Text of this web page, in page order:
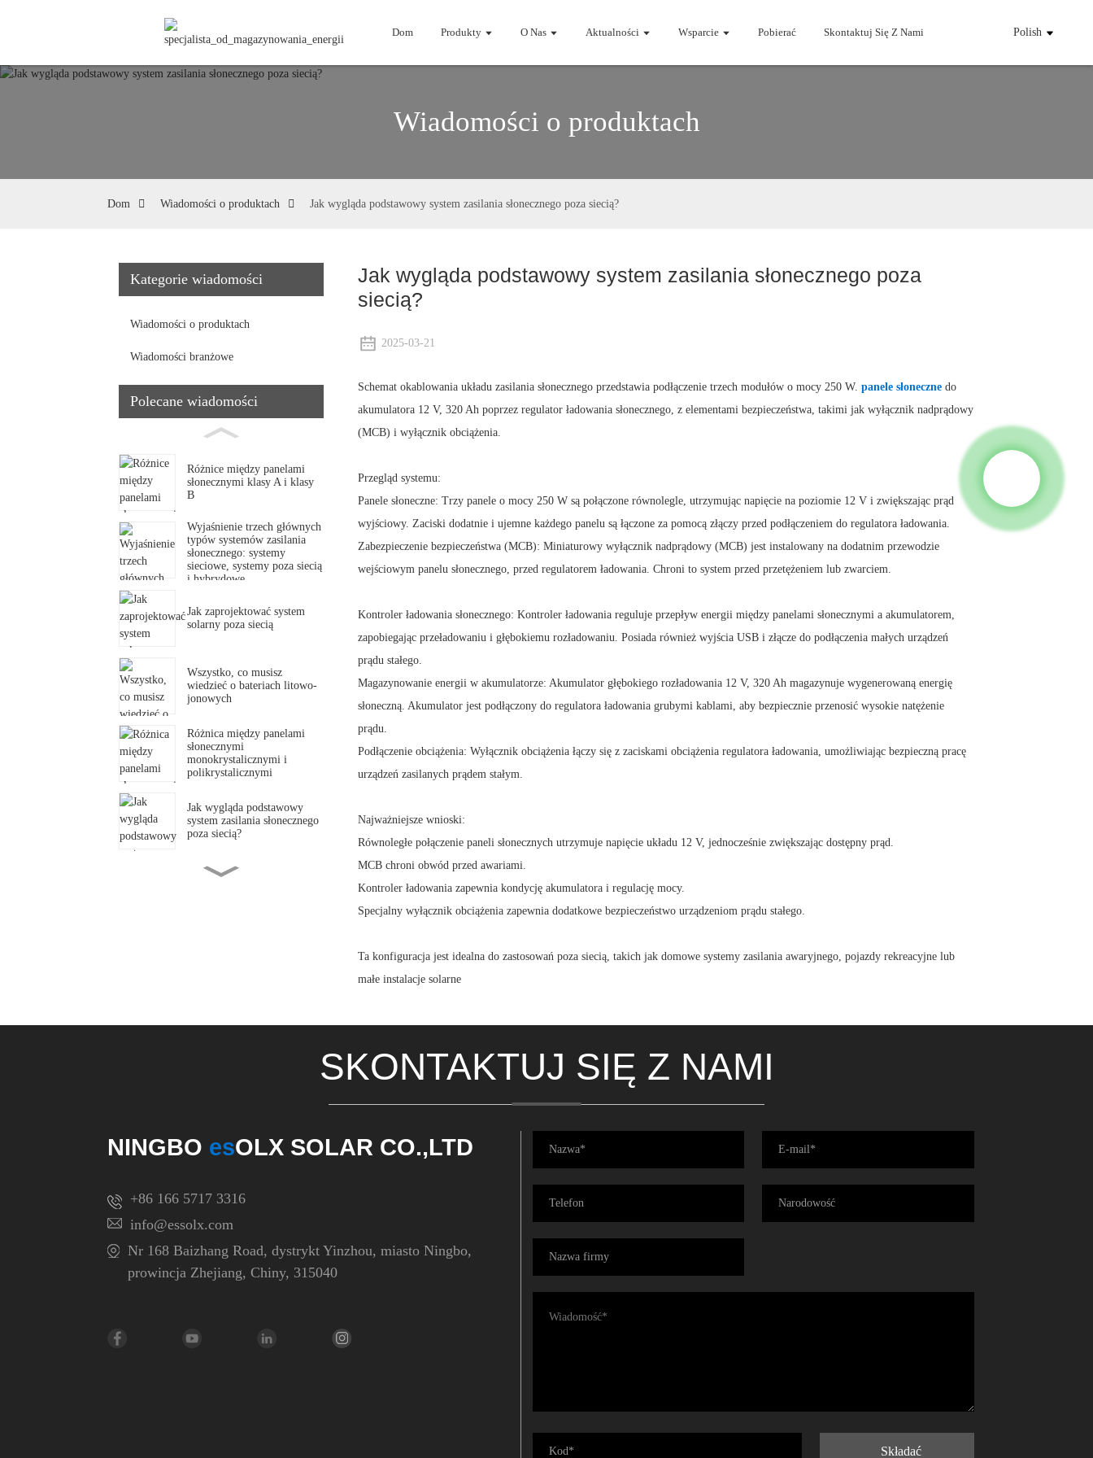
Dom Produkty O Nas Aktualności Wsparcie Pobierać Skontaktuj Się Z Nami Polish
Wiadomości o produktach
Dom Wiadomości o produktach Jak wygląda podstawowy system zasilania słonecznego poza siecią?
Kategorie wiadomości
Wiadomości o produktach
Wiadomości branżowe
Polecane wiadomości
Różnice między panelami
słonecznymi klasy A i klasy
B
Wyjaśnienie trzech głównych
typów systemów zasilania
słonecznego: systemy
sieciowe, systemy poza siecią
i hybrydowe
Jak zaprojektować system
solarny poza siecią
Wszystko, co musisz
wiedzieć o bateriach litowo-
jonowych
Różnica między panelami
słonecznymi
monokrystalicznymi i
polikrystalicznymi
Jak wygląda podstawowy
system zasilania słonecznego
poza siecią?
Czy hybrydowy system
Jak wygląda podstawowy system zasilania słonecznego poza
siecią?
2025-03-21
Schemat okablowania układu zasilania słonecznego przedstawia podłączenie trzech modułów o mocy 250 W. panele słoneczne do
akumulatora 12 V, 320 Ah poprzez regulator ładowania słonecznego, z elementami bezpieczeństwa, takimi jak wyłącznik nadprądowy
(MCB) i wyłącznik obciążenia.
Przegląd systemu:
Panele słoneczne: Trzy panele o mocy 250 W są połączone równolegle, utrzymując napięcie na poziomie 12 V i zwiększając prąd
wyjściowy. Zaciski dodatnie i ujemne każdego panelu są łączone za pomocą złączy przed podłączeniem do regulatora ładowania.
Zabezpieczenie bezpieczeństwa (MCB): Miniaturowy wyłącznik nadprądowy (MCB) jest instalowany na dodatnim przewodzie
wejściowym panelu słonecznego, przed regulatorem ładowania. Chroni to system przed przetężeniem lub zwarciem.
Kontroler ładowania słonecznego: Kontroler ładowania reguluje przepływ energii między panelami słonecznymi a akumulatorem,
zapobiegając przeładowaniu i głębokiemu rozładowaniu. Posiada również wyjścia USB i złącze do podłączenia małych urządzeń
prądu stałego.
Magazynowanie energii w akumulatorze: Akumulator głębokiego rozładowania 12 V, 320 Ah magazynuje wygenerowaną energię
słoneczną. Akumulator jest podłączony do regulatora ładowania grubymi kablami, aby bezpiecznie przenosić wysokie natężenie
prądu.
Podłączenie obciążenia: Wyłącznik obciążenia łączy się z zaciskami obciążenia regulatora ładowania, umożliwiając bezpieczną pracę
urządzeń zasilanych prądem stałym.
Najważniejsze wnioski:
Równoległe połączenie paneli słonecznych utrzymuje napięcie układu 12 V, jednocześnie zwiększając dostępny prąd.
MCB chroni obwód przed awariami.
Kontroler ładowania zapewnia kondycję akumulatora i regulację mocy.
Specjalny wyłącznik obciążenia zapewnia dodatkowe bezpieczeństwo urządzeniom prądu stałego.
Ta konfiguracja jest idealna do zastosowań poza siecią, takich jak domowe systemy zasilania awaryjnego, pojazdy rekreacyjne lub
małe instalacje solarne
SKONTAKTUJ SIĘ Z NAMI
NINGBO esOLX SOLAR CO.,LTD
+86 166 5717 3316
info@essolx.com
Nr 168 Baizhang Road, dystrykt Yinzhou, miasto Ningbo,
prowincja Zhejiang, Chiny, 315040
Składać